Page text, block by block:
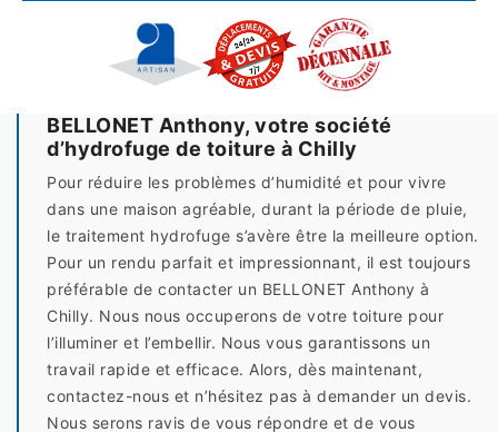
BELLONET Anthony, votre société
d’hydrofuge de toiture à Chilly
Pour réduire les problèmes d’humidité et pour vivre
dans une maison agréable, durant la période de pluie,
le traitement hydrofuge s’avère être la meilleure option.
Pour un rendu parfait et impressionnant, il est toujours
préférable de contacter un BELLONET Anthony à
Chilly. Nous nous occuperons de votre toiture pour
l’illuminer et l’embellir. Nous vous garantissons un
travail rapide et efficace. Alors, dès maintenant,
contactez-nous et n’hésitez pas à demander un devis.
Nous serons ravis de vous répondre et de vous